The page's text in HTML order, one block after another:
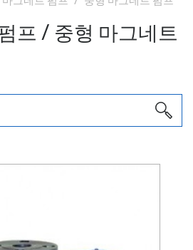
프 / 중형 마그네트